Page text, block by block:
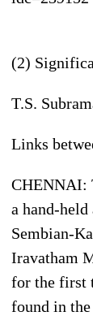
(2)
T.S.
Links
CHENNAI:
a hand-
Sembian-
Iravatham
for the first
found in